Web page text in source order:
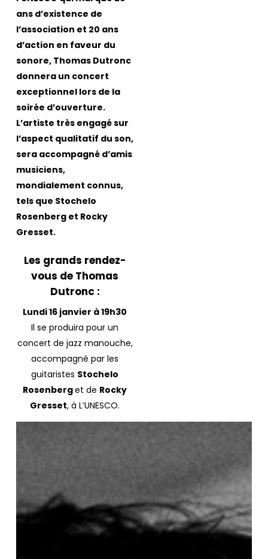
ans d’existence de
l’association et 20 ans
d’action en faveur du
sonore, Thomas Dutronc
donnera un concert
exceptionnel lors de la
soirée d’ouverture.
L’artiste très engagé sur
l’aspect qualitatif du son,
sera accompagné d’amis
musiciens,
mondialement connus,
tels que Stochelo
Rosenberg et Rocky
Gresset.
Les grands rendez-
vous de Thomas
Dutronc :
Lundi 16 janvier à 19h30
Il se produira pour un
concert de jazz manouche,
accompagné par les
guitaristes Stochelo
Rosenberget de Rocky
Gresset, à L’UNESCO.